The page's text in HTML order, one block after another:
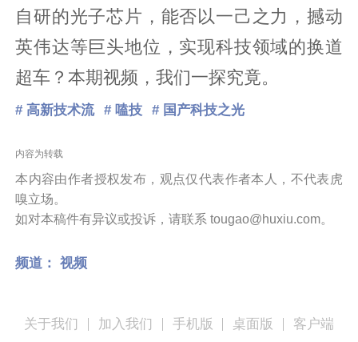
自研的光子芯片，能否以一己之力，撼动
英伟达等巨头地位，实现科技领域的换道
超车？本期视频，我们一探究竟。
# 高新技术流 # 嗑技 # 国产科技之光
内容为转载
本内容由作者授权发布，观点仅代表作者本人，不代表虎
嗅立场。
如对本稿件有异议或投诉，请联系 tougao@huxiu.com。
频道： 视频
关于我们 加入我们 手机版 桌面版 客户端